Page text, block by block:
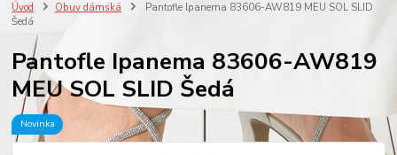
Úvod Obuv dámská
Pantofle Ipanema 83606-AW819 MEU SOL SLID
Šedá
Pantofle Ipanema 83606-AW819
MEU SOL SLID Šedá
Novinka